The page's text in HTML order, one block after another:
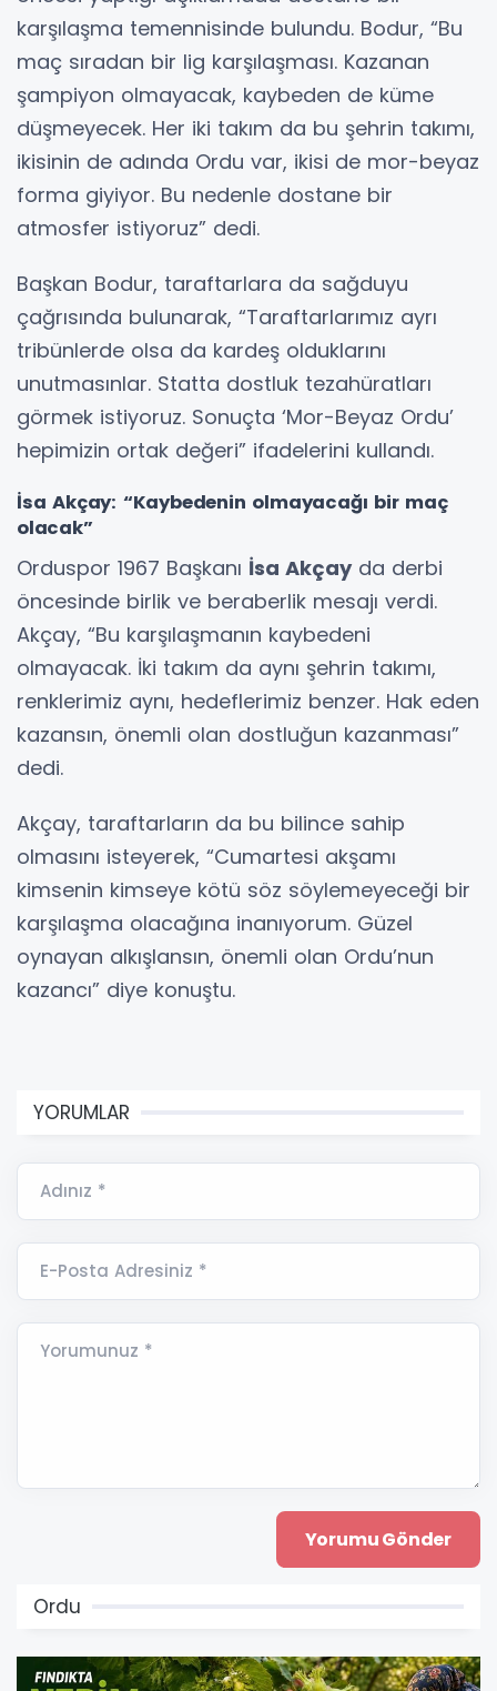
karşılaşma temennisinde bulundu. Bodur, “Bu
maç sıradan bir lig karşılaşması. Kazanan
şampiyon olmayacak, kaybeden de küme
düşmeyecek. Her iki takım da bu şehrin takımı,
ikisinin de adında Ordu var, ikisi de mor-beyaz
forma giyiyor. Bu nedenle dostane bir
atmosfer istiyoruz” dedi.
Başkan Bodur, taraftarlara da sağduyu
çağrısında bulunarak, “Taraftarlarımız ayrı
tribünlerde olsa da kardeş olduklarını
unutmasınlar. Statta dostluk tezahüratları
görmek istiyoruz. Sonuçta ‘Mor-Beyaz Ordu’
hepimizin ortak değeri” ifadelerini kullandı.
İsa Akçay: “Kaybedenin olmayacağı bir maç
olacak”
Orduspor 1967 Başkanı İsa Akçayda derbi
öncesinde birlik ve beraberlik mesajı verdi.
Akçay, “Bu karşılaşmanın kaybedeni
olmayacak. İki takım da aynı şehrin takımı,
renklerimiz aynı, hedeflerimiz benzer. Hak eden
kazansın, önemli olan dostluğun kazanması”
dedi.
Akçay, taraftarların da bu bilince sahip
olmasını isteyerek, “Cumartesi akşamı
kimsenin kimseye kötü söz söylemeyeceği bir
karşılaşma olacağına inanıyorum. Güzel
oynayan alkışlansın, önemli olan Ordu’nun
kazancı” diye konuştu.
YORUMLAR
Adınız *
E-Posta Adresiniz *
Yorumunuz *
Ordu